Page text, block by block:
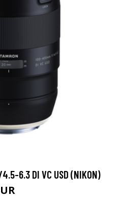
6.3 DI VC USD (NIKON)